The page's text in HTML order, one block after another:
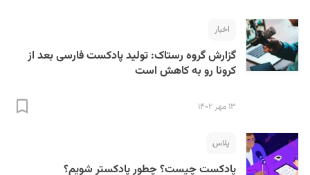
اخبار
گزارش گروه رستاک:‌ تولید پادکست فارسی بعد از
کرونا رو به کاهش است
۱۳ مهر ۱۴۰۲
پلاس
پادکست چیست؟ چطور پادکستر شویم؟